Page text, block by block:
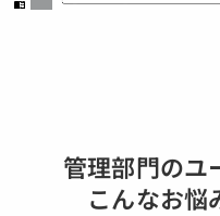
管理部門のユ
こんなお悩